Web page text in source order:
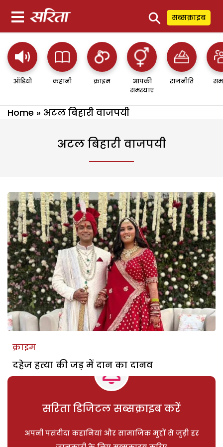
⚲ सब्सक्राइब
ऑडियो कहानी क्राइम
आपकी
समस्याएं
राजनीति
Home » अटल बिहारी वाजपयी
अटल बिहारी वाजपयी
क्राइम
दहेज हत्या की जड़ में दान का दानव
सरिता डिजिटल सब्सक्राइब करें
अपनी पसंदीदा कहानियां और सामाजिक मुद्दों से जुड़ी हर